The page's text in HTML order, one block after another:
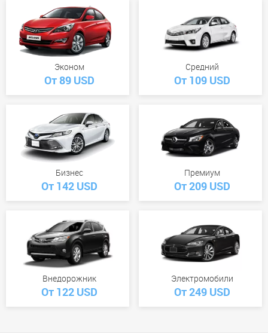
Эконом
От 89 USD
Средний
От 109 USD
Бизнес
От 142 USD
Премиум
От 209 USD
Внедорожник
От 122 USD
Электромобили
От 249 USD